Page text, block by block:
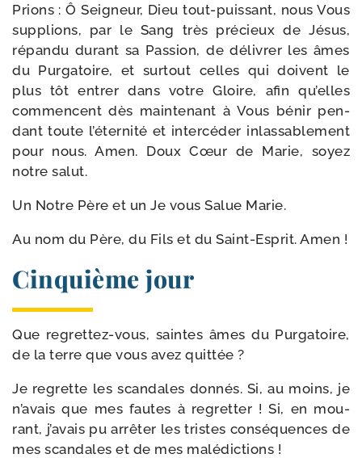
Prions : Ô Seigneur, Dieu tout-​puissant, nous Vous
sup­plions, par le Sang très pré­cieux de Jésus,
répan­du durant sa Passion, de déli­vrer les âmes
du Purgatoire, et sur­tout celles qui doivent le
plus tôt entrer dans votre Gloire, afin qu’elles
com­mencent dès main­te­nant à Vous bénir pen­
dant toute l’éternité et inter­cé­der inlas­sa­ble­ment
pour nous. Amen. Doux Cœur de Marie, soyez
notre salut.
Un Notre Père et un Je vous Salue Marie.
Au nom du Père, du Fils et du Saint-​Esprit. Amen !
Cinquième jour
Que regrettez-​vous, saintes âmes du Purgatoire,
de la terre que vous avez quittée ?
Je regrette les scan­dales don­nés. Si, au moins, je
n’avais que mes fautes à regret­ter ! Si, en mou­
rant, j’avais pu arrê­ter les tristes consé­quences de
mes scan­dales et de mes malédictions !